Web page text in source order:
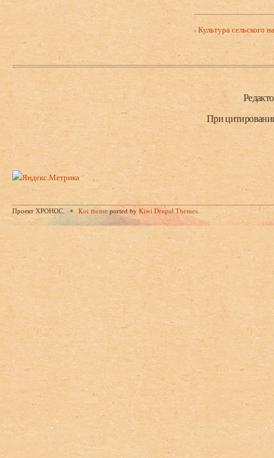
‹ Культура сельского
Нижний колонтитул
При
Проект ХРОНОС. Koi themeported byKiwi Drupal Themes.